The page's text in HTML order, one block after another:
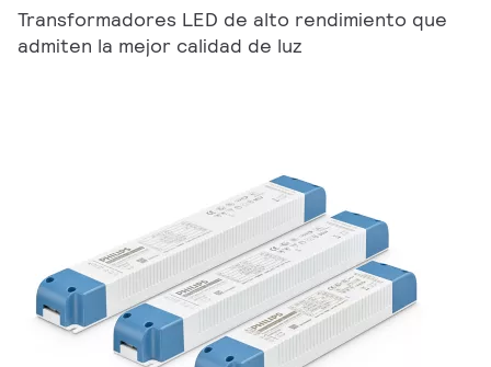
Transformadores LED de alto rendimiento que
admiten la mejor calidad de luz